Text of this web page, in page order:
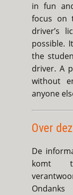
in fun
focus on
driver’s
possible.
the
driver. A
without
anyone
Over
De
komt